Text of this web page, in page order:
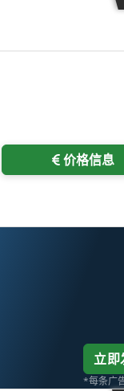
价格信息
立即
*每条广